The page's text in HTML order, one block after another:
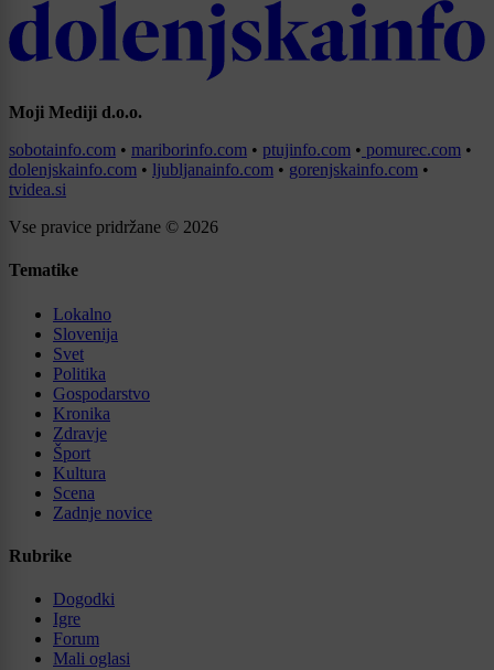
Moji Mediji d.o.o.
sobotainfo.com • mariborinfo.com • ptujinfo.com • pomurec.com •
dolenjskainfo.com • ljubljanainfo.com • gorenjskainfo.com •
tvidea.si
Vse pravice pridržane © 2026
Tematike
Lokalno
Slovenija
Svet
Politika
Gospodarstvo
Kronika
Zdravje
Šport
Kultura
Scena
Zadnje novice
Rubrike
Dogodki
Igre
Forum
Mali oglasi